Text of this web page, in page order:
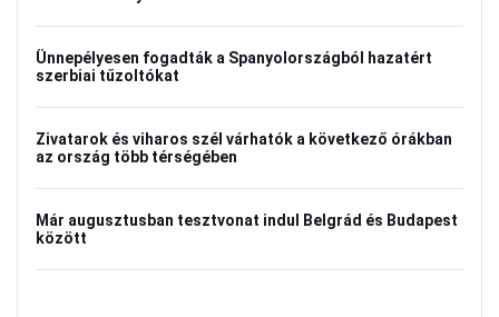
Ünnepélyesen fogadták a Spanyolországból hazatért
szerbiai tűzoltókat
Zivatarok és viharos szél várhatók a következő órákban
az ország több térségében
Már augusztusban tesztvonat indul Belgrád és Budapest
között